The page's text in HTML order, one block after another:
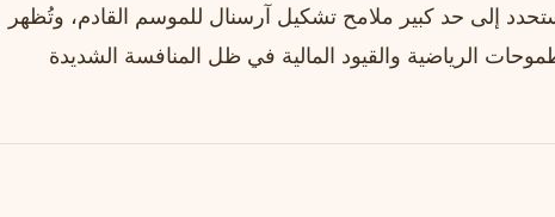
إلى حد كبير ملامح تشكيل آرسنال للموسم القادم، وتُظهر
الرياضية والقيود المالية في ظل المنافسة الشديدة